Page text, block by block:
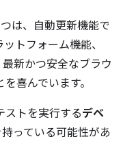
は、自動更新機能で
トフォーム機能、
新かつ安全なブラウ
喜んでいます。
ストを実行するデベ
っている可能性があ